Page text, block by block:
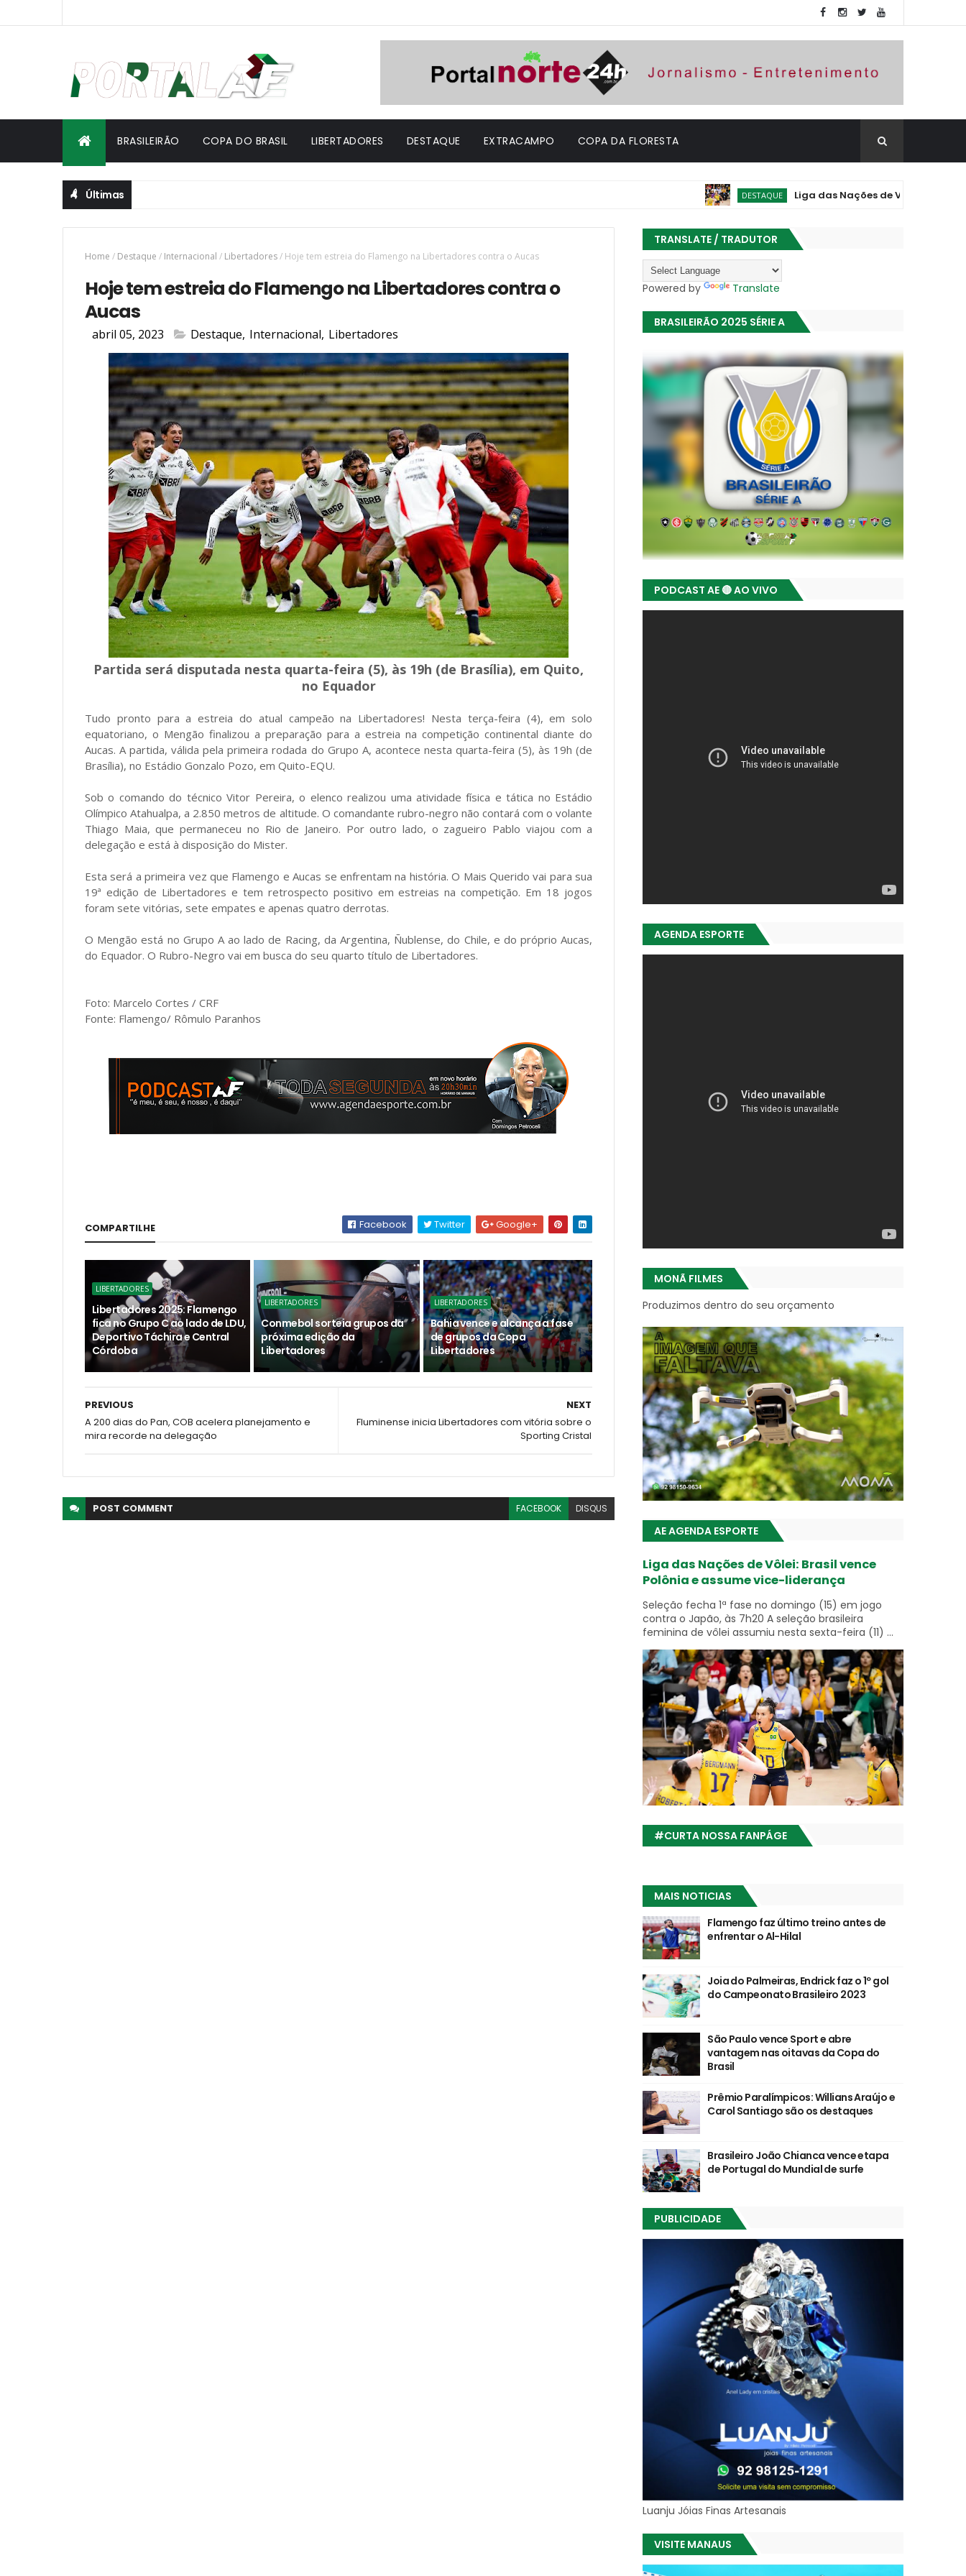
BRASILEIRÃO COPA DO BRASIL LIBERTADORES DESTAQUE EXTRACAMPO COPA DA FLORESTA
Últimas DESTAQUE Liga das Nações de Vôlei: Brasil vence
Home / Destaque / Internacional / Libertadores/ Hoje tem estreia do Flamengo na Libertadores contra o Aucas
Hoje tem estreia do Flamengo na Libertadores contra o
Aucas
abril 05, 2023 Destaque, Internacional, Libertadores
Partida será disputada nesta quarta-feira (5), às 19h (de Brasília), em Quito,
no Equador
Tudo pronto para a estreia do atual campeão na Libertadores! Nesta terça-feira (4), em solo
equatoriano, o Mengão finalizou a preparação para a estreia na competição continental diante do
Aucas. A partida, válida pela primeira rodada do Grupo A, acontece nesta quarta-feira (5), às 19h (de
Brasília), no Estádio Gonzalo Pozo, em Quito-EQU.
Sob o comando do técnico Vitor Pereira, o elenco realizou uma atividade física e tática no Estádio
Olímpico Atahualpa, a 2.850 metros de altitude. O comandante rubro-negro não contará com o volante
Thiago Maia, que permaneceu no Rio de Janeiro. Por outro lado, o zagueiro Pablo viajou com a
delegação e está à disposição do Mister.
Esta será a primeira vez que Flamengo e Aucas se enfrentam na história. O Mais Querido vai para sua
19ª edição de Libertadores e tem retrospecto positivo em estreias na competição. Em 18 jogos
foram sete vitórias, sete empates e apenas quatro derrotas.
O Mengão está no Grupo A ao lado de Racing, da Argentina, Ñublense, do Chile, e do próprio Aucas,
do Equador. O Rubro-Negro vai em busca do seu quarto título de Libertadores.
Foto: Marcelo Cortes / CRF
Fonte: Flamengo/ Rômulo Paranhos
COMPARTILHE Facebook Twitter Google+
LIBERTADORES
Libertadores 2025: Flamengo
fica no Grupo C ao lado de LDU,
Deportivo Táchira e Central
Córdoba
LIBERTADORES
Conmebol sorteia grupos da
próxima edição da
Libertadores
LIBERTADORES
Bahia vence e alcança a fase
de grupos da Copa
Libertadores
NEXT
Fluminense inicia Libertadores com vitória sobre o
Sporting Cristal
PREVIOUS
A 200 dias do Pan, COB acelera planejamento e
mira recorde na delegação
POST COMMENT FACEBOOK DISQUS
TRANSLATE / TRADUTOR
Powered by Translate
BRASILEIRÃO 2025 SÉRIE A
PODCAST AE 🔴 AO VIVO
AGENDA ESPORTE
MONÃ FILMES
Produzimos dentro do seu orçamento
AE AGENDA ESPORTE
Liga das Nações de Vôlei: Brasil vence
Polônia e assume vice-liderança
Seleção fecha 1ª fase no domingo (15) em jogo
contra o Japão, às 7h20 A seleção brasileira
feminina de vôlei assumiu nesta sexta-feira (11) ...
#CURTA NOSSA FANPÁGE
MAIS NOTICIAS
Flamengo faz último treino antes de
enfrentar o Al-Hilal
Joia do Palmeiras, Endrick faz o 1º gol
do Campeonato Brasileiro 2023
São Paulo vence Sport e abre
vantagem nas oitavas da Copa do
Brasil
Prêmio Paralímpicos: Willians Araújo e
Carol Santiago são os destaques
Brasileiro João Chianca vence etapa
de Portugal do Mundial de surfe
PUBLICIDADE
Luanju Jóias Finas Artesanais
VISITE MANAUS